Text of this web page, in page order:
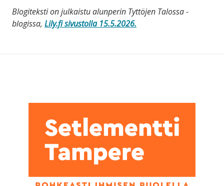
Blogiteksti on julkaistu alunperin Tyttöjen Talossa -
blogissa, Lily.fi sivustolla 15.5.2026.